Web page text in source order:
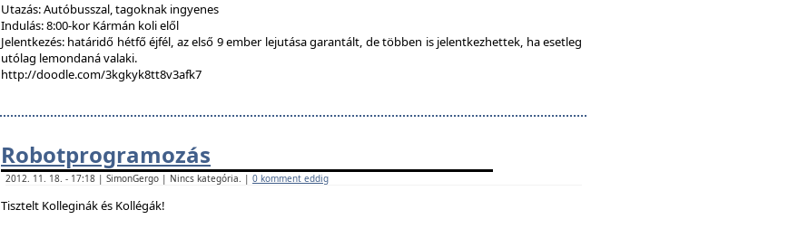
Utazás: Autóbusszal, tagoknak ingyenes
Indulás: 8:00-kor Kármán koli elől
Jelentkezés: határidő hétfő éjfél, az első 9 ember lejutása garantált, de többen is jelentkezhettek, ha esetleg
utólag lemondaná valaki.
http://doodle.com/3kgkyk8tt8v3afk7
Robotprogramozás
2012. 11. 18. - 17:18 | SimonGergo | Nincs kategória. | 0 komment eddig
Tisztelt Kolleginák és Kollégák!